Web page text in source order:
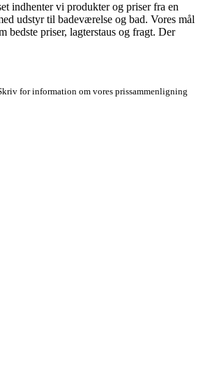
indhenter vi produkter og priser fra en
udstyr til badeværelse og bad. Vores mål
bedste priser, lagterstaus og fragt. Der
for information om vores prissammenligning